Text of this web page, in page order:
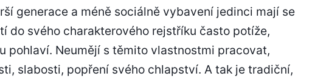
generace a méně sociálně vybavení jedinci mají se
do svého charakterového rejstříku často potíže,
pohlaví. Neumějí s těmito vlastnostmi pracovat,
slabosti, popření svého chlapství. A tak je tradiční,